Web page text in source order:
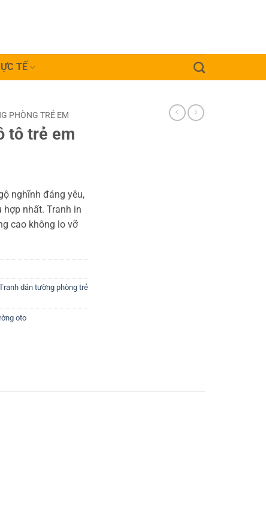
TẾ
PHÒNG TRẺ EM
tô trẻ em
nghĩnh đáng yêu,
hợp nhất. Tranh in
cao không lo vỡ
dán tường phòng trẻ
oto